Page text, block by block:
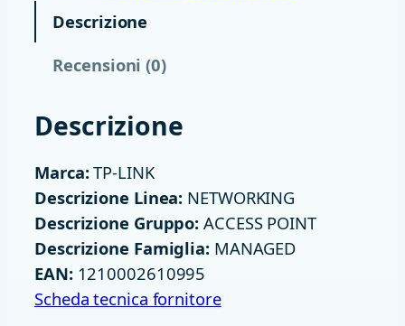
I
N
T
B
E
3
6
0
0
Descrizione
Recensioni (0)
Descrizione
Marca:TP-LINK
Descrizione Linea: NETWORKING
Descrizione Gruppo: ACCESS POINT
Descrizione Famiglia:MANAGED
EAN:1210002610995
Scheda tecnica fornitore